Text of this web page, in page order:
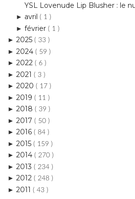
YSL Lovenude Lip Blusher : le
► avril ( 1 )
► février ( 1 )
► 2025 ( 33 )
► 2024 ( 59 )
► 2022 ( 6 )
► 2021 ( 3 )
► 2020 ( 17 )
► 2019 ( 11 )
► 2018 ( 39 )
► 2017 ( 50 )
► 2016 ( 84 )
► 2015 ( 159 )
► 2014 ( 270 )
► 2013 ( 234 )
► 2012 ( 248 )
► 2011 ( 43 )